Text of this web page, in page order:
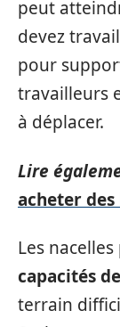
peut
devez
pour
travailleurs
à déplacer.
Lire
acheter
Les
capacités
terrain